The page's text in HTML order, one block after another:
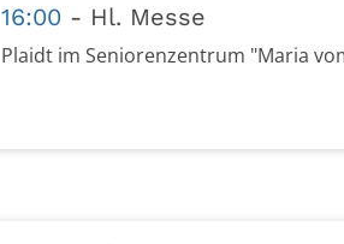
16:00 Hl. Messe
Plaidt im Seniorenzentrum "Maria